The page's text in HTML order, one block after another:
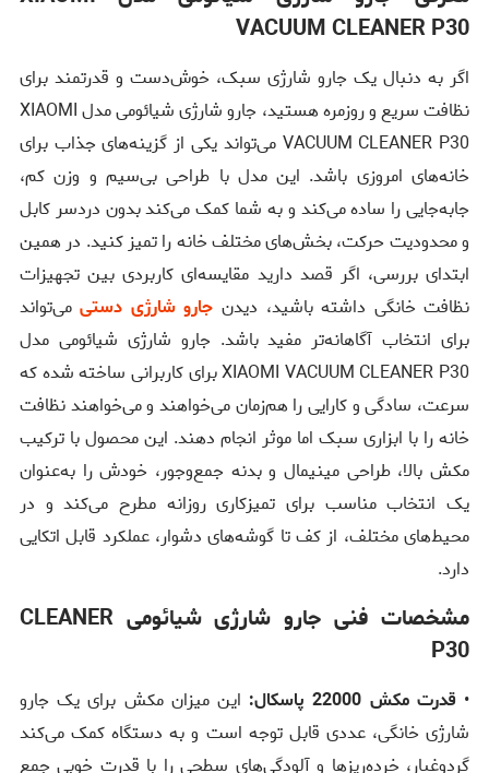
VACUUM CLEANER P30
اگر به دنبال یک جارو شارژی سبک، خوش‌دست و قدرتمند برای
نظافت سریع و روزمره هستید، جارو شارژی شیائومی مدل XIAOMI
VACUUM CLEANER P30 می‌تواند یکی از گزینه‌های جذاب برای
خانه‌های امروزی باشد. این مدل با طراحی بی‌سیم و وزن کم،
جابه‌جایی را ساده می‌کند و به شما کمک می‌کند بدون دردسر کابل
و محدودیت حرکت، بخش‌های مختلف خانه را تمیز کنید. در همین
ابتدای بررسی، اگر قصد دارید مقایسه‌ای کاربردی بین تجهیزات
نظافت خانگی داشته باشید، دیدن جارو شارژی دستیمی‌تواند
برای انتخاب آگاهانه‌تر مفید باشد. جارو شارژی شیائومی مدل
XIAOMI VACUUM CLEANER P30 برای کاربرانی ساخته شده که
سرعت، سادگی و کارایی را هم‌زمان می‌خواهند و می‌خواهند نظافت
خانه را با ابزاری سبک اما موثر انجام دهند. این محصول با ترکیب
مکش بالا، طراحی مینیمال و بدنه جمع‌وجور، خودش را به‌عنوان
یک انتخاب مناسب برای تمیزکاری روزانه مطرح می‌کند و در
محیط‌های مختلف، از کف تا گوشه‌های دشوار، عملکرد قابل اتکایی
دارد.
مشخصات فنی جارو شارژی شیائومی CLEANER
P30
•قدرت مکش 22000 پاسکال:
این میزان مکش برای یک جارو
شارژی خانگی، عددی قابل توجه است و به دستگاه کمک می‌کند
گردوغبار، خرده‌ریزها و آلودگی‌های سطحی را با قدرت خوبی جمع